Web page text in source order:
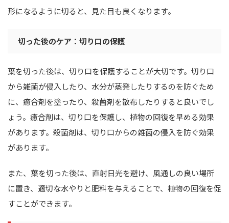
形になるように切ると、見た目も良くなります。
切った後のケア：切り口の保護
葉を切った後は、切り口を保護することが大切です。切り口
から雑菌が侵入したり、水分が蒸発したりするのを防ぐため
に、癒合剤を塗ったり、殺菌剤を散布したりすると良いでし
ょう。癒合剤は、切り口を保護し、植物の回復を早める効果
があります。殺菌剤は、切り口からの雑菌の侵入を防ぐ効果
があります。
また、葉を切った後は、直射日光を避け、風通しの良い場所
に置き、適切な水やりと肥料を与えることで、植物の回復を促
すことができます。